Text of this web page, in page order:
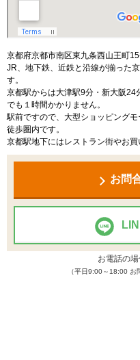
京都府京都市南区東九条西山王町
JR、地下鉄、近鉄と沿線が揃った
す。
京都駅からは大津駅9分・新大阪
でも１時間かかりません。
駅前ですので、大型ショッピング
徒歩圏内です。
京都駅地下にはレストラン街やお買
お問
お電話の場
（平日9:00～18:00 お